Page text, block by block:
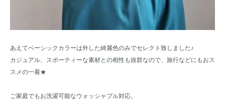
あえてベーシックカラーは外した綺麗色のみでセレクト致しました♪
カジュアル、スポーティーな素材との相性も抜群なので、旅行などにもおス
スメの一着★
ご家庭でもお洗濯可能なウォッシャブル対応。